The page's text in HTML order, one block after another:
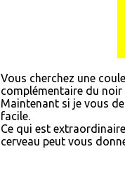
Vous cherchez une
complémentaire du noir
Maintenant si je vous
facile.
Ce qui est
cerveau peut vous